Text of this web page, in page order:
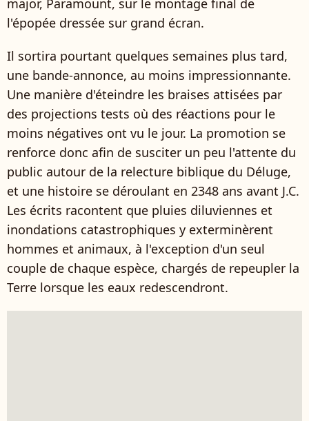
l'épopée dressée sur grand écran.
Il sortira pourtant quelques semaines plus tard,
une bande-annonce, au moins impressionnante.
Une manière d'éteindre les braises attisées par
des projections tests où des réactions pour le
moins négatives ont vu le jour. La promotion se
renforce donc afin de susciter un peu l'attente du
public autour de la relecture biblique du Déluge,
et une histoire se déroulant en 2348 ans avant J.C.
Les écrits racontent que pluies diluviennes et
inondations catastrophiques y exterminèrent
hommes et animaux, à l'exception d'un seul
couple de chaque espèce, chargés de repeupler la
Terre lorsque les eaux redescendront.